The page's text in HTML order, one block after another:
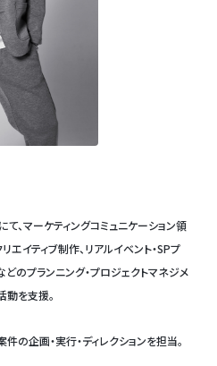
、マーケティングコミュニケーション領
イティブ制作、リアルイベント・SPプ
どのプランニング・プロジェクトマネジメ
動を支援。
の企画・実行・ディレクションを担当。